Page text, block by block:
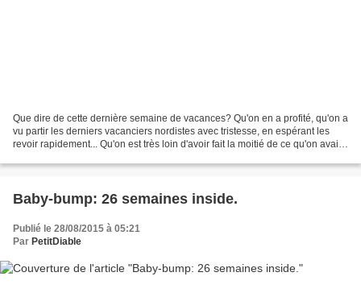
Que dire de cette dernière semaine de vacances? Qu'on en a profité, qu'on a
vu partir les derniers vacanciers nordistes avec tristesse, en espérant les
revoir rapidement... Qu'on est très loin d'avoir fait la moitié de ce qu'on avait
Baby-bump: 26 semaines inside.
Publié le 28/08/2015 à 05:21
Par PetitDiable